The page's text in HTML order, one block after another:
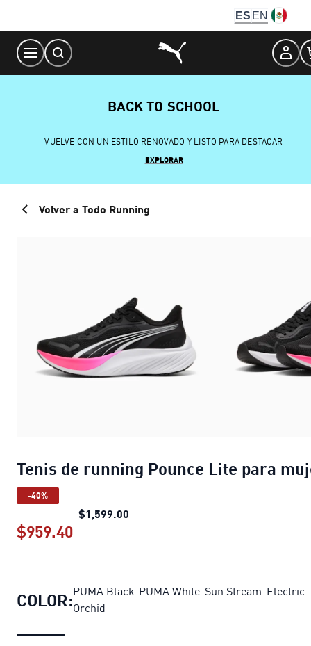
Content
ES EN
BACK TO SCHOOL
VUELVE CON UN ESTILO RENOVADO Y LISTO PARA DESTACAR
EXPLORAR
Volver a Todo Running
Tenis de running Pounce Lite para
-40%
$1,599.00Tenis de running Pounce Lite para
$959.40
COLOR:PUMA Black-PUMA White-Sun Stream-Electric
Orchid